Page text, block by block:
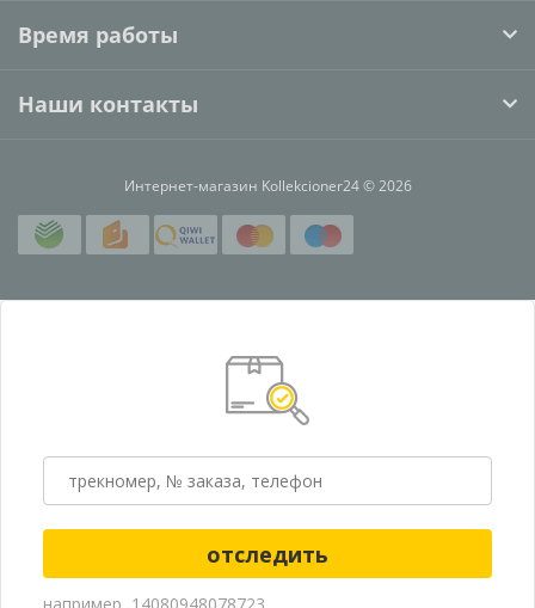
Время работы
Наши контакты
Интернет-магазин Kollekcioner24 © 2026